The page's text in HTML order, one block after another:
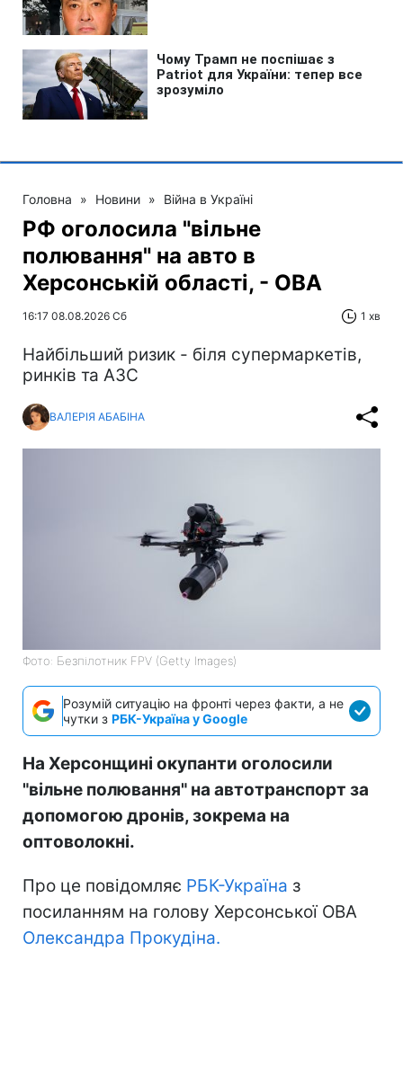
Головна » Новини » Війна в Україні
РФ оголосила "вільне
полювання" на авто в
Херсонській області, - ОВА
16:17 08.08.2026 Сб 1 хв
Найбільший ризик - біля супермаркетів,
ринків та АЗС
ВАЛЕРІЯ АБАБІНА
Фото: Безпілотник FPV (Getty Images)
Розумій ситуацію на фронті через факти, а не
чутки з РБК-Україна у Google
На Херсонщині окупанти оголосили
"вільне полювання" на автотранспорт за
допомогою дронів, зокрема на
оптоволокні.
Про це повідомляє РБК-Україна з
посиланням на голову Херсонської ОВА
Олександра Прокудіна.